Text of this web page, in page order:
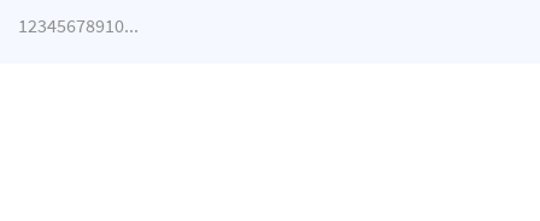
12345678910...